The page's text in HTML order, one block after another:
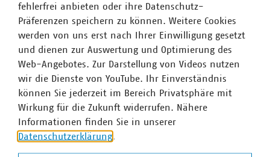
fehlerfrei anbieten oder ihre Datenschutz-
Präferenzen speichern zu können. Weitere Cookies
werden von uns erst nach Ihrer Einwilligung gesetzt
und dienen zur Auswertung und Optimierung des
Web-Angebotes. Zur Darstellung von Videos nutzen
wir die Dienste von YouTube. Ihr Einverständnis
können Sie jederzeit im Bereich Privatsphäre mit
Wirkung für die Zukunft widerrufen. Nähere
Informationen finden Sie in unserer
Datenschutzerklärung